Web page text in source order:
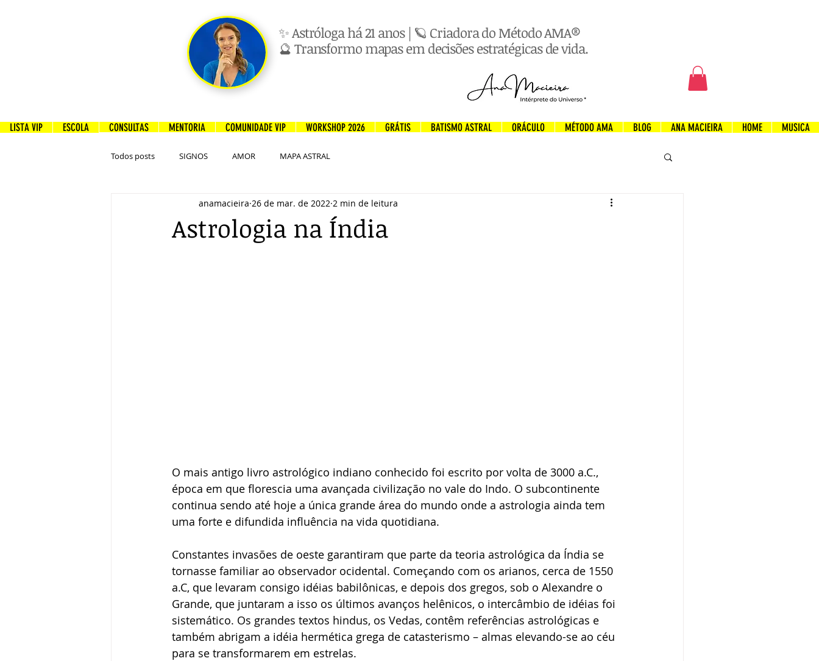
✨ Astróloga há 21 anos | 🪐 Criadora do Método AMA®
🔮 Transformo mapas em decisões estratégicas de vida.
LISTA VIP ESCOLA CONSULTAS MENTORIA COMUNIDADE VIP WORKSHOP 2026 GRÁTIS BATISMO ASTRAL ORÁCULO MÉTODO AMA BLOG ANA MACIEIRA HOME MUSICA
Todos posts SIGNOS AMOR MAPA ASTRAL
Astrologia na Índia
anamacieira 26 de mar. de 2022 2 min de leitura
O mais antigo livro astrológico indiano conhecido foi escrito por volta de 3000 a.C.,
época em que florescia uma avançada civilização no vale do Indo. O subcontinente
continua sendo até hoje a única grande área do mundo onde a astrologia ainda tem
uma forte e difundida influência na vida quotidiana.
Constantes invasões de oeste garantiram que parte da teoria astrológica da Índia se
tornasse familiar ao observador ocidental. Começando com os arianos, cerca de 1550
a.C, que levaram consigo idéias babilônicas, e depois dos gregos, sob o Alexandre o
Grande, que juntaram a isso os últimos avanços helênicos, o intercâmbio de idéias foi
sistemático. Os grandes textos hindus, os Vedas, contêm referências astrológicas e
também abrigam a idéia hermética grega de catasterismo – almas elevando-se ao céu
para se transformarem em estrelas.